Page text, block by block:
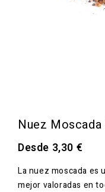
Nuez
Desde 3,30 €
La nuez moscada es
mejor valoradas en